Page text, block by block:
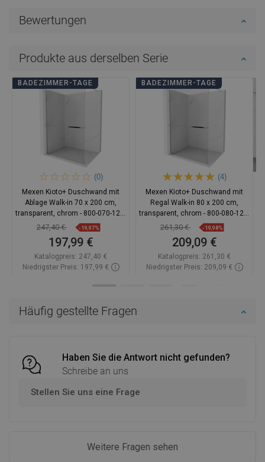
Häufig gestellte Fragen
Haben Sie die Antwort nicht gefunden?
Schreibe an uns
Stellen Sie uns eine Frage
Weitere Fragen sehen
Bewertungen
Produkte aus derselben Serie
BADEZIMMER-TAGE
(0)
Mexen Kioto+ Duschwand mit
Ablage Walk-in 70 x 200 cm,
transparent, chrom - 800-070-121-
01-00
247,40 € -19,97%
197,99 €
Katalogpreis: 247,40 €
Niedrigster Preis: 197,99 €
BADEZIMMER-TAGE
(4)
Mexen Kioto+ Duschwand mit
Regal Walk-in 80 x 200 cm,
transparent, chrom - 800-080-121-
01-00
261,30 € -19,98%
209,09 €
Katalogpreis: 261,30 €
Niedrigster Preis: 209,09 €